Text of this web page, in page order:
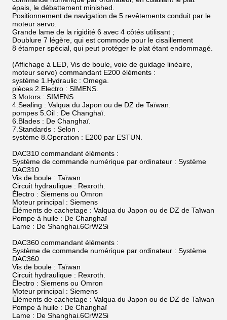
épais, le débattement minished.
Positionnement de navigation de 5 revêtements conduit par le
moteur servo.
Grande lame de la rigidité 6 avec 4 côtés utilisant ;
Doublure 7 légère, qui est commode pour le cisaillement
8 étamper spécial, qui peut protéger le plat étant endommagé.
(Affichage à LED, Vis de boule, voie de guidage linéaire,
moteur servo) commandant E200 éléments :
système 1.Hydraulic : Omega.
pièces 2.Electro : SIMENS.
3.Motors : SIMENS
4.Sealing : Valqua du Japon ou de DZ de Taïwan.
pompes 5.Oil : De Changhaï.
6.Blades : De Changhaï.
7.Standards : Selon
système 8.Operation : E200 par ESTUN.
DAC310 commandant éléments :
Système de commande numérique par ordinateur : Système
DAC310
Vis de boule : Taïwan
Circuit hydraulique : Rexroth.
Électro : Siemens ou Omron
Moteur principal : Siemens
Éléments de cachetage : Valqua du Japon ou de DZ de Taïwan
Pompe à huile : De Changhaï
Lame : De Shanghai.6CrW2Si
DAC360 commandant éléments :
Système de commande numérique par ordinateur : Système
DAC360
Vis de boule : Taïwan
Circuit hydraulique : Rexroth.
Électro : Siemens ou Omron
Moteur principal : Siemens
Éléments de cachetage : Valqua du Japon ou de DZ de Taïwan
Pompe à huile : De Changhaï
Lame : De Shanghai.6CrW2Si